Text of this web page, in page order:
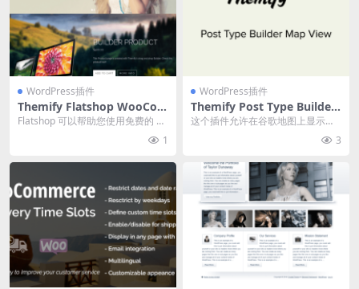
WordPress插件
Themify Flatshop WooCom
merce Theme 7.1.2 主题下
Flatshop 可以帮助您使用免费的 W
1
WordPress插件
Themify Post Type Builder
Map View 1.2.7
这个插件允许在谷歌地图上显示帖
3